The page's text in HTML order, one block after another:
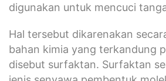
digunakan untuk mencuci
Hal tersebut dikarenakan
bahan kimia yang terkandung
disebut surfaktan. Surfaktan